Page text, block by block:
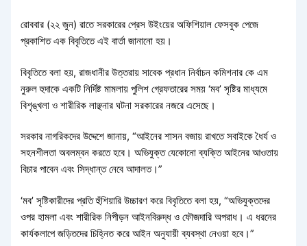
রোববার (২২ জুন) রাতে সরকারের প্রেস উইংয়ের অফিশিয়াল ফেসবুক পেজে
প্রকাশিত এক বিবৃতিতে এই বার্তা জানানো হয়।
বিবৃতিতে বলা হয়, রাজধানীর উত্তরায় সাবেক প্রধান নির্বাচন কমিশনার কে এম
নুরুল হুদাকে একটি নির্দিষ্ট মামলায় পুলিশ গ্রেফতারের সময় ‘মব’ সৃষ্টির মাধ্যমে
বিশৃঙ্খলা ও শারীরিক লাঞ্ছনার ঘটনা সরকারের নজরে এসেছে।
সরকার নাগরিকদের উদ্দেশে জানায়, “আইনের শাসন বজায় রাখতে সবাইকে ধৈর্য ও
সহনশীলতা অবলম্বন করতে হবে। অভিযুক্ত যেকোনো ব্যক্তি আইনের আওতায়
বিচার পাবেন এবং সিদ্ধান্ত নেবে আদালত।”
‘মব’ সৃষ্টিকারীদের প্রতি হুঁশিয়ারি উচ্চারণ করে বিবৃতিতে বলা হয়, “অভিযুক্তদের
ওপর হামলা এবং শারীরিক নিপীড়ন আইনবিরুদ্ধ ও ফৌজদারি অপরাধ। এ ধরনের
কার্যকলাপে জড়িতদের চিহ্নিত করে আইন অনুযায়ী ব্যবস্থা নেওয়া হবে।”